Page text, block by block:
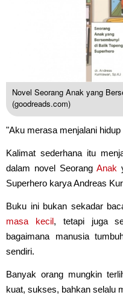
Novel Seorang Anak yang
(goodreads.com)
"Aku merasa menjalani
Kalimat sederhana itu
dalam novel Seorang Anak
Superhero karya Andreas
Buku ini bukan sekadar
masa kecil, tetapi juga
bagaimana manusia
sendiri.
Banyak orang mungkin
kuat, sukses, bahkan selalu